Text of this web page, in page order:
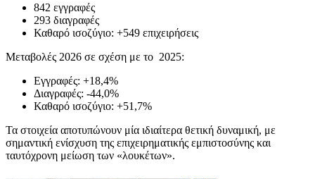
842 εγγραφές
293 διαγραφές
Καθαρό ισοζύγιο: +549 επιχειρήσεις
Μεταβολές 2026 σε σχέση με το 2025:
Εγγραφές: +18,4%
Διαγραφές: -44,0%
Καθαρό ισοζύγιο: +51,7%
Τα στοιχεία αποτυπώνουν μία ιδιαίτερα θετική δυναμική, με
σημαντική ενίσχυση της επιχειρηματικής εμπιστοσύνης και
ταυτόχρονη μείωση των «λουκέτων».